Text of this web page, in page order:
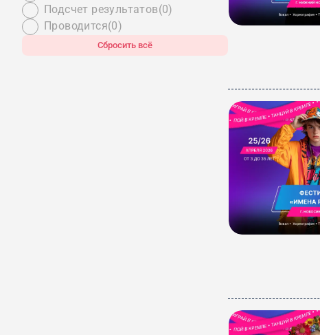
Подсчет результатов(0)
Проводится(0)
Сбросить всё